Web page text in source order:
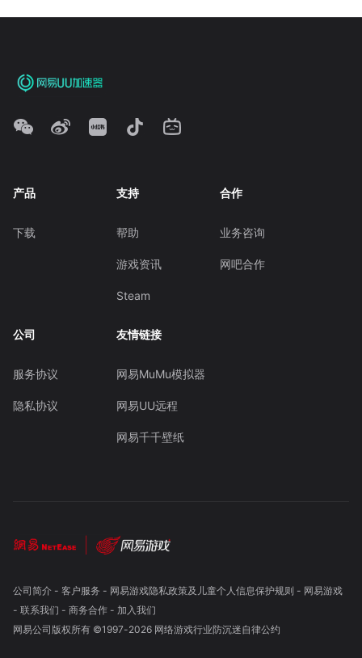
产品
下载
支持
帮助
游戏资讯
Steam
合作
业务咨询
网吧合作
公司
服务协议
隐私协议
友情链接
网易MuMu模拟器
网易UU远程
网易千千壁纸
公司简介- 客户服务 - 网易游戏隐私政策及儿童个人信息保护规则 - 网易游戏
- 联系我们 - 商务合作- 加入我们
网易公司版权所有 ©1997-2026 网络游戏行业防沉迷自律公约